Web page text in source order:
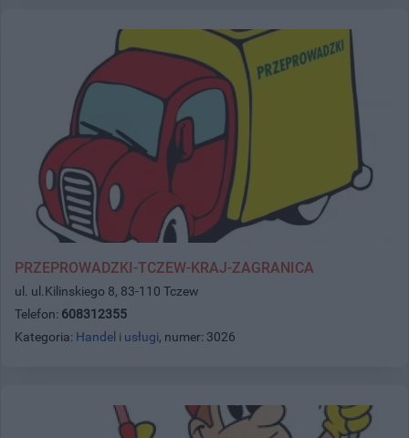
PRZEPROWADZKI-TCZEW-KRAJ-ZAGRANICA
ul. ul.Kilinskiego 8, 83-110 Tczew
Telefon: 608312355
Kategoria: Handel i usługi, numer: 3026